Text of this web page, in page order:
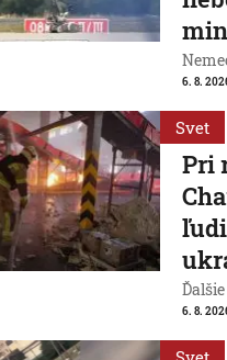
6. 8.
Svet
Pri
6. 8.